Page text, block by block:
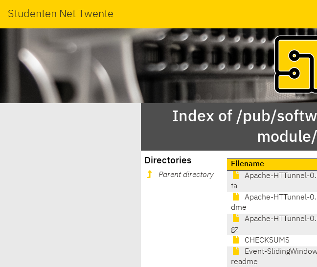
Studenten Net Twente
Index of /pub/
Directories
Parent directory
Filename
Apache-HTTunnel-
ta
Apache-HTTunnel-
dme
Apache-HTTunnel-
gz
CHECKSUMS
Event-
readme